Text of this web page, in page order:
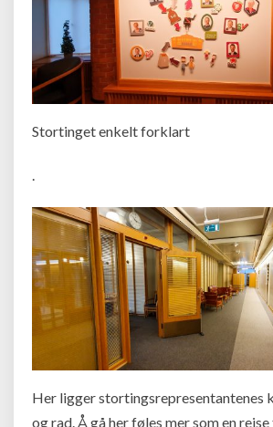
Stortinget enkelt forklart
.
Her ligger stortingsrepresentantenes
og rad. Å gå her føles mer som en